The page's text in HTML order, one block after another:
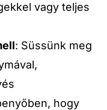
vagy teljes
: Süssünk meg
hogy